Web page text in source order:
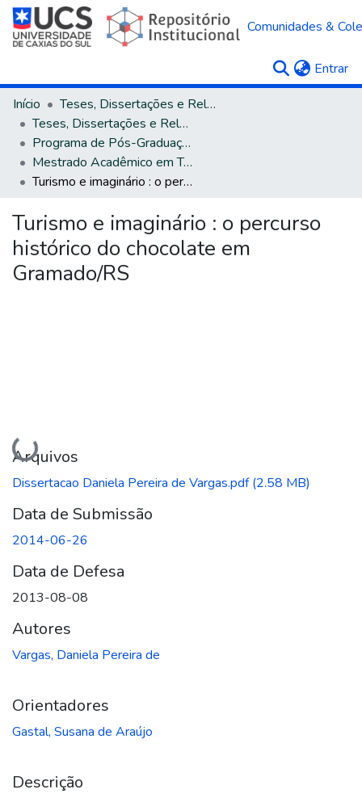
Comunidades &
Entrar
Início
Teses, Dissertações e Relatórios
Teses, Dissertações e Relatórios defendidos na UCS
Programa de Pós-Graduação em Turismo e Hospitalidade
Mestrado Acadêmico em Turismo e Hospitalidade
Turismo e imaginário : o percurso histórico do chocolate em Gramado/RS
Turismo e imaginário : o percurso
histórico do chocolate em
Gramado/RS
Carregando...
Arquivos
Dissertacao Daniela Pereira de Vargas.pdf(2.58 MB)
Data de Submissão
2014-06-26
Data de Defesa
2013-08-08
Autores
Vargas, Daniela Pereira de
Orientadores
Gastal, Susana de Araújo
Descrição